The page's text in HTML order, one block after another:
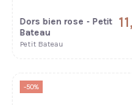
Dors bien rose - Petit
Bateau
Petit Bateau
-50%